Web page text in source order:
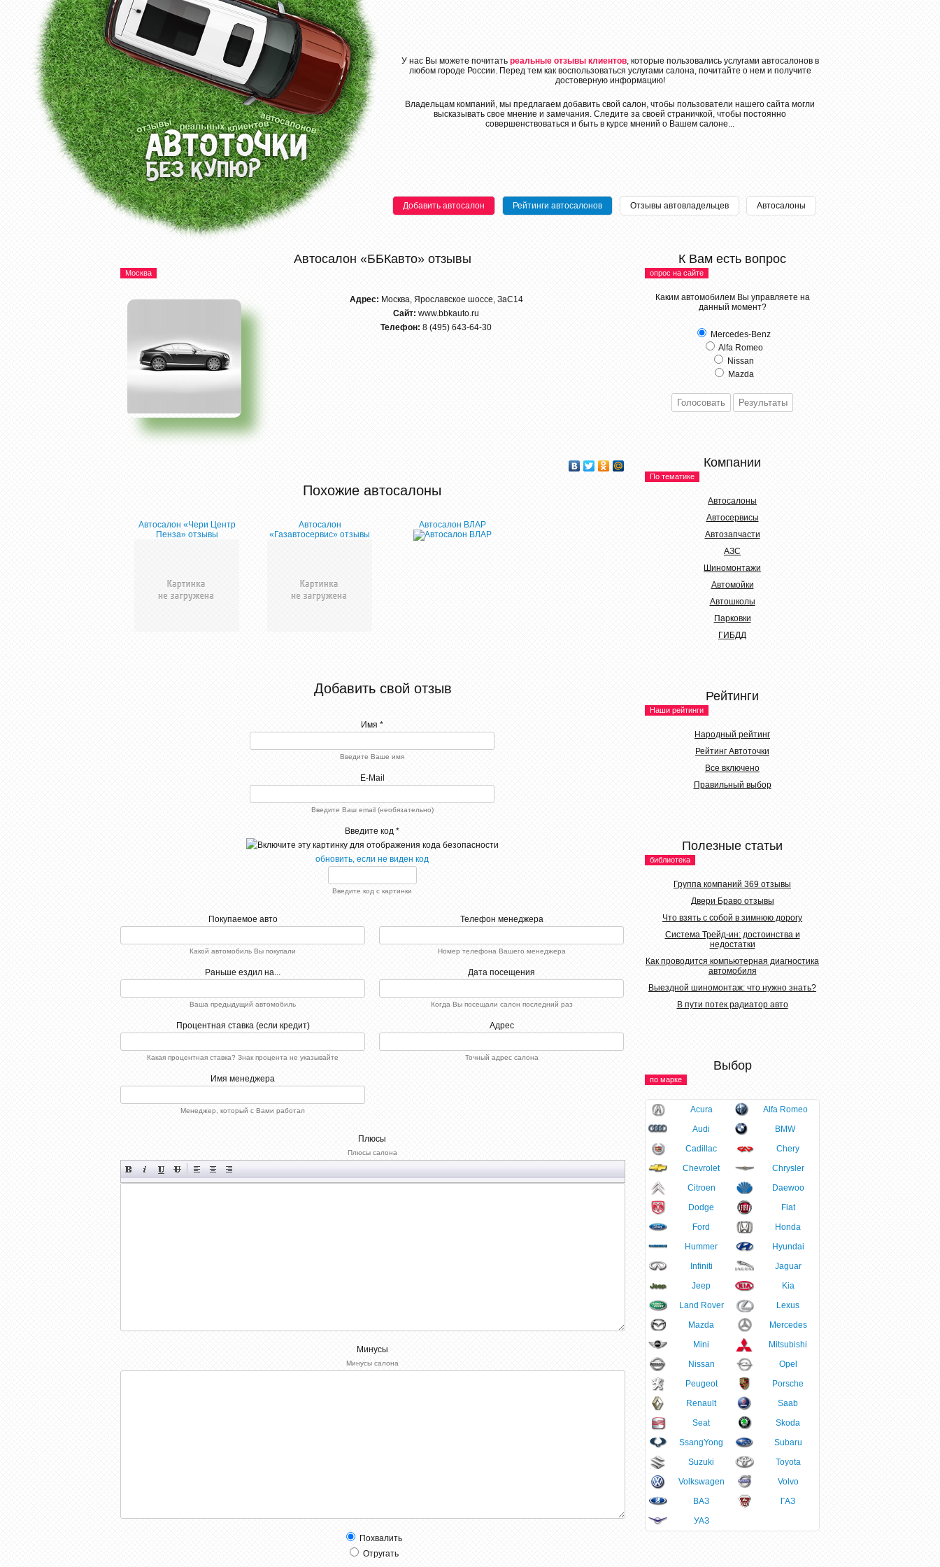
У нас Вы можете почитать реальные отзывы клиентов, которые пользовались услугами автосалонов в
любом городе России. Перед тем как воспользоваться услугами салона, почитайте о нем и получите
достоверную информацию!
Владельцам компаний, мы предлагаем добавить свой салон, чтобы пользователи нашего сайта могли
высказывать свое мнение и замечания. Следите за своей страничкой, чтобы постоянно
совершенствоваться и быть в курсе мнений о Вашем салоне...
Добавить автосалон Рейтинги автосалонов Отзывы автовладельцев Автосалоны
Автосалон «ББКавто» отзывы
Москва
Адрес: Москва, Яpocлавскoe шоссе, ЗаС14
Сайт: www.bbkauto.ru
Телефон: 8 (495) 643-64-30
Похожие автосалоны
Автосалон «Чери Центр
Пенза» отзывы
Автосалон
«Газавтосервис» отзывы
Автосалон ВЛАР
Добавить свой отзыв
Имя *
Введите Ваше имя
E-Mail
Введите Ваш email (необязательно)
Введите код *
обновить, если не виден код
Введите код с картинки
Покупаемое авто
Какой автомобиль Вы покупали
Раньше ездил на...
Ваша предыдущий автомобиль
Процентная ставка (если кредит)
Какая процентная ставка? Знак процента не указывайте
Имя менеджера
Менеджер, который с Вами работал
Телефон менеджера
Номер телефона Вашего менеджера
Дата посещения
Когда Вы посещали салон последний раз
Адрес
Точный адрес салона
Плюсы
Плюсы салона
Минусы
Минусы салона
Похвалить
Отругать
К Вам есть вопрос
опрос на сайте
Каким автомобилем Вы управляете на
данный момент?
Mercedes-Benz
Alfa Romeo
Nissan
Mazda
Компании
По тематике
Автосалоны
Автосервисы
Автозапчасти
АЗС
Шиномонтажи
Автомойки
Автошколы
Парковки
ГИБДД
Рейтинги
Наши рейтинги
Народный рейтинг
Рейтинг Автоточки
Все включено
Правильный выбор
Полезные статьи
библиотека
Группа компаний 369 отзывы
Двери Браво отзывы
Что взять с собой в зимнюю дорогу
Система Трейд-ин: достоинства и
недостатки
Как проводится компьютерная диагностика
автомобиля
Выездной шиномонтаж: что нужно знать?
В пути потек радиатор авто
Выбор
по марке
Acura
Alfa Romeo
Audi
BMW
Cadillac
Chery
Chevrolet
Chrysler
Citroen
Daewoo
Dodge
Fiat
Ford
Honda
Hummer
Hyundai
Infiniti
Jaguar
Jeep
Kia
Land Rover
Lexus
Mazda
Mercedes
Mini
Mitsubishi
Nissan
Opel
Peugeot
Porsche
Renault
Saab
Seat
Skoda
SsangYong
Subaru
Suzuki
Toyota
Volkswagen
Volvo
ВАЗ
ГАЗ
УАЗ